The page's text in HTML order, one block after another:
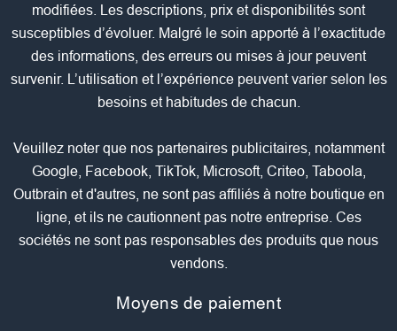
modifiées. Les descriptions, prix et disponibilités sont
susceptibles d’évoluer. Malgré le soin apporté à l’exactitude
des informations, des erreurs ou mises à jour peuvent
survenir. L’utilisation et l’expérience peuvent varier selon les
besoins et habitudes de chacun.
Veuillez noter que nos partenaires publicitaires, notamment
Google, Facebook, TikTok, Microsoft, Criteo, Taboola,
Outbrain et d'autres, ne sont pas affiliés à notre boutique en
ligne, et ils ne cautionnent pas notre entreprise. Ces
sociétés ne sont pas responsables des produits que nous
vendons.
Moyens de paiement